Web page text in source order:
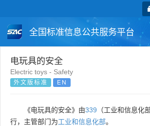
全国标准信息公共服务平台
国家标准
团体标准
国外标准 技术委员会
电玩具的安全
Electric toys - Safety
外文版标准 EN
《电玩具的安全》由339 （工业和信息化
行，主管部门为工业和信息化部。